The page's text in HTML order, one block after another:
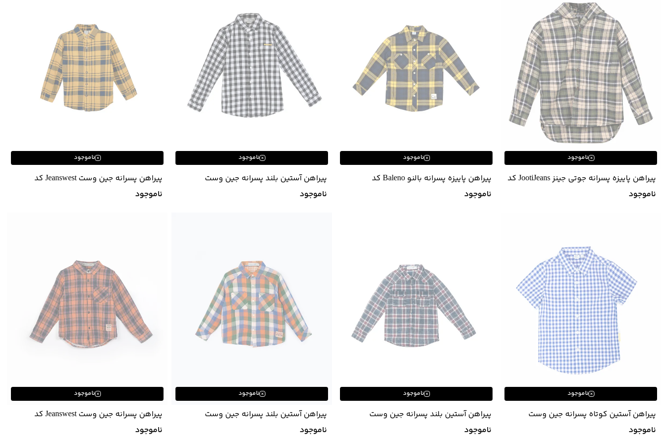
ناموجود
پیراهن پاییزه پسرانه جوتی جینز JootiJeans کد
04031120
ناموجود
ناموجود
پیراهن پاییزه پسرانه بالنو Baleno کد
82034007
ناموجود
ناموجود
پیراهن آستین بلند پسرانه جین وست
Jeanswest کد 01531502
ناموجود
ناموجود
پیراهن پسرانه جین وست Jeanswest کد
01531541
ناموجود
ناموجود
پیراهن آستین کوتاه پسرانه جین وست
Jeanswest کد 02533541
ناموجود
ناموجود
پیراهن آستین بلند پسرانه جین وست
Jeanswest کد 01531998
ناموجود
ناموجود
پیراهن آستین بلند پسرانه جین وست
Jeanswest کد 01531999
ناموجود
ناموجود
پیراهن پسرانه جین وست Jeanswest کد
01531997
ناموجود